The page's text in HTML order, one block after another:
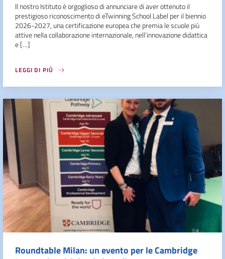
Il nostro Istituto è orgoglioso di annunciare di aver ottenuto il
prestigioso riconoscimento di eTwinning School Label per il biennio
2026-2027, una certificazione europea che premia le scuole più
attive nella collaborazione internazionale, nell’innovazione didattica
e […]
LEGGI DI PIÙ
Roundtable Milan: un evento per le Cambridge